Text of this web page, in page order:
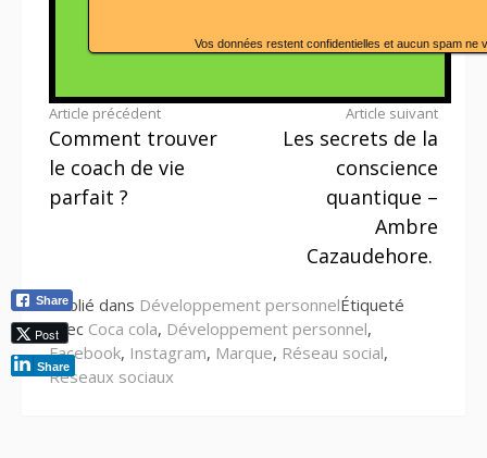
Vos données restent confidentielles et aucun spam ne
Lire
la
suite
Article précédent
Comment trouver
le coach de vie
parfait ?
Article suivant
Les secrets de la
conscience
quantique –
Ambre
Cazaudehore.
Publié dans Développement personnelÉtiqueté
avec Coca cola, Développement personnel,
Facebook, Instagram, Marque, Réseau social,
Réseaux sociaux
Share
Post
Share